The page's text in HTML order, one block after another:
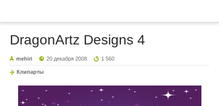
DragonArtz Designs 4
mehiri 20 декабря 2008 1 560
Клипарты